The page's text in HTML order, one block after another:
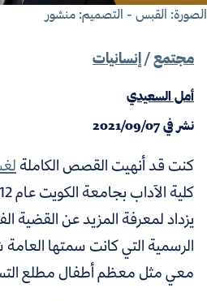
القبس - التصميم: منشور
مجتمع/ إنسانيات
أمل السعيدي
نشر في2021/09/07
كنت قد أنهيت القصص الكاملة
يزداد لمعرفة المزيد عن القضية
الرسمية التي كانت سمتها العامة
معي مثل معظم أطفال مطلع